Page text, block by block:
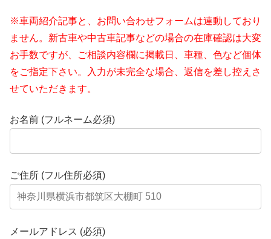
※車両紹介記事と、お問い合わせフォームは連動しており
ません。新古車や中古車記事などの場合の在庫確認は大変
お手数ですが、ご相談内容欄に掲載日、車種、色など個体
をご指定下さい。入力が未完全な場合、返信を差し控えさ
せていただきます。
お名前 (フルネーム必須)
ご住所 (フル住所必須)
メールアドレス (必須)